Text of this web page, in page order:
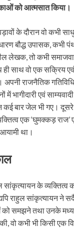
को आत्मसात किया।
के दौरान वो कभी
बौद्ध उपासक, कभी
तो कभी समाजवादी
साथ वो एक सक्रिय
अपनी राजनैतिक
में भागीदारी एवं
बार जेल भी गए। दूसरे
एक ‘घुमक्कड़ राज’
था।
सांकृत्यायन के व्यक्तित्व
राहुल सांकृत्यायन ने
को समझने तथा उनके
वो कभी भी किसी एक